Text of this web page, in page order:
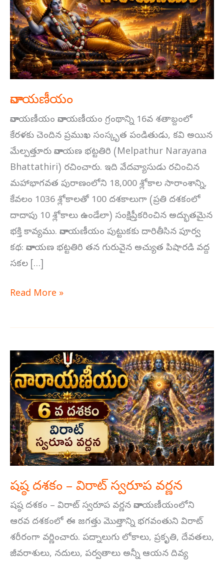
నారాయణీయం
నారాయణీయం నారాయణీయం గ్రంథాన్ని 16వ శతాబ్దంలో
కేరళకు చెందిన ప్రముఖ సంస్కృత పండితుడు, కవి అయిన
మేల్పత్తూరు నారాయణ భట్టతిరి (Melpathur Narayana
Bhattathiri) రచించారు. ఇది వేదవ్యాసుడు రచించిన
మహాభాగవత పురాణంలోని 18,000 శ్లోకాల సారాంశాన్ని,
కేవలం 1036 శ్లోకాలతో 100 దశకాలుగా (ప్రతి దశకంలో
దాదాపు 10 శ్లోకాలు ఉండేలా) సంక్షిప్తీకరించిన అద్భుతమైన
భక్తి కావ్యము. నారాయణీయం పుట్టుకకు దారితీసిన పూర్వ
కథ: నారాయణ భట్టతిరి తన గురువైన అచ్యుత పిషారడి వద్ద
సకల […]
Read More »
షష్ఠ దశకం – విరాట్ స్వరూప వర్ణన
షష్ఠ దశకం – విరాట్ స్వరూప వర్ణన నారాయణీయంలోని
ఆరవ దశకంలో ఈ జగత్తు మొత్తాన్ని భగవంతుని విరాట్
శరీరంగా వర్ణించారు. పద్నాలుగు లోకాలు, ప్రకృతి, దేవతలు,
జీవరాశులు, నదులు, పర్వతాలు అన్నీ ఆయన దివ్య
షష్ఠ
దశకం
–
విరాట్
స్వరూప
వర్ణన